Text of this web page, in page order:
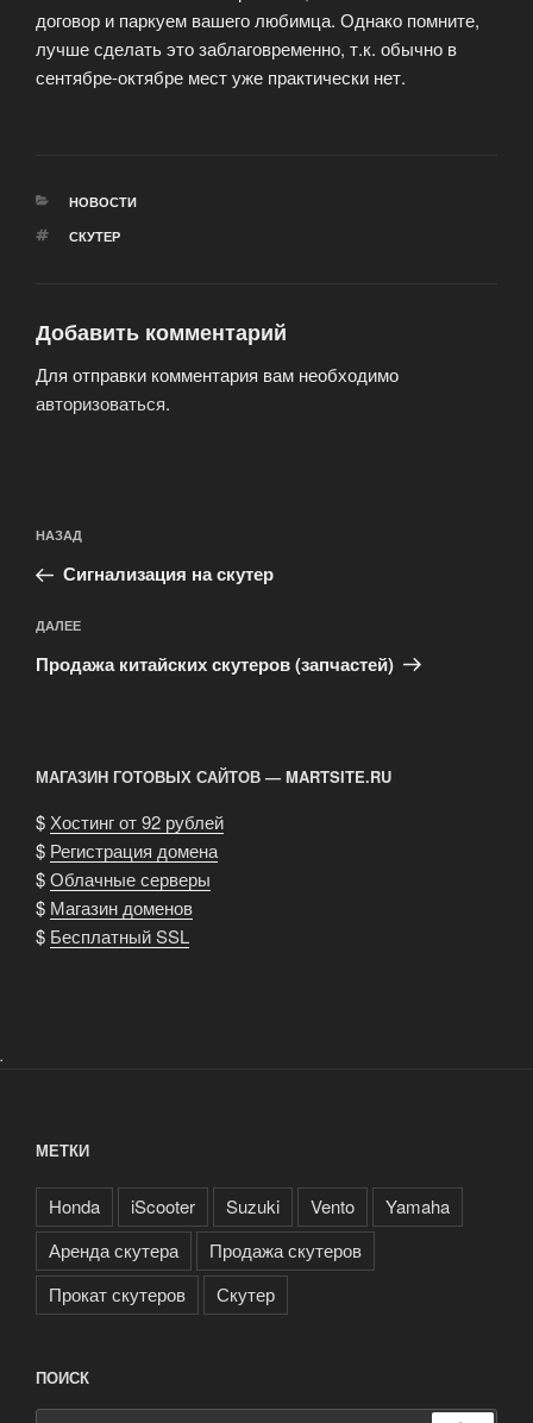
договор и паркуем вашего любимца. Однако помните,
лучше сделать это заблаговременно, т.к. обычно в
сентябре-октябре мест уже практически нет.
РУБРИКИ
НОВОСТИ
МЕТКИ
СКУТЕР
Добавить комментарий
Для отправки комментария вам необходимо
авторизоваться.
по
записям
Предыдущая
запись:
НАЗАД
Сигнализация на скутер
Следующая
запись
ДАЛЕЕ
Продажа китайских скутеров (запчастей)
МАГАЗИН ГОТОВЫХ САЙТОВ — MARTSITE.RU
$Хостинг от 92 рублей
$ Регистрация домена
$Облачные серверы
$ Магазин доменов
$ Бесплатный SSL
.
МЕТКИ
Honda iScooter Suzuki Vento
Yamaha
Аренда скутера
Продажа скутеров
Прокат скутеров
Скутер
ПОИСК